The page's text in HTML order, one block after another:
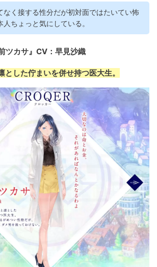
なく接する性分だが初対面ではたいてい怖
ちょっと気にしている。
ツカサ』CV：早見沙織
とした佇まいを併せ持つ医大生。